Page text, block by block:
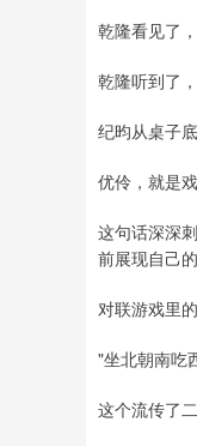
乾隆看见了
乾隆听到了
纪昀从桌子
优伶，就是戏
这句话深深
前展现自己的
对联游戏里
"坐北朝南吃
这个流传了